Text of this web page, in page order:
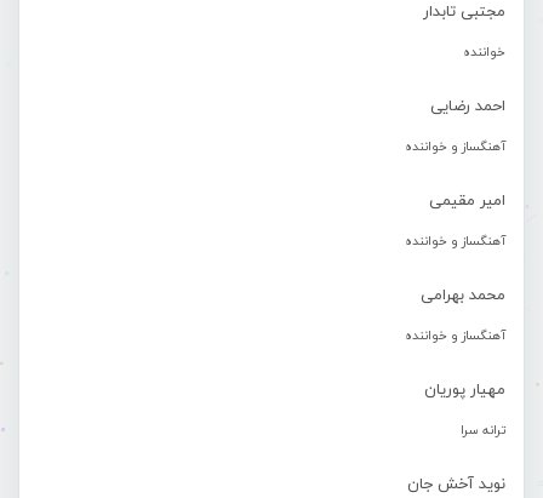
مجتبی تابدار
خواننده
احمد رضایی
آهنگساز و خواننده
امیر مقیمی
آهنگساز و خواننده
محمد بهرامی
آهنگساز و خواننده
مهیار پوریان
ترانه سرا
نوید آخش جان